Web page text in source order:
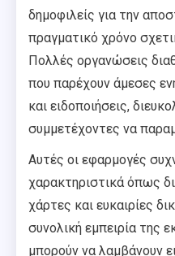
δημοφιλείς για την
πραγματικό χρόνο
Πολλές οργανώσεις
που παρέχουν άμεσες
και ειδοποιήσεις,
συμμετέχοντες να
Αυτές οι εφαρμογές
χαρακτηριστικά όπως
χάρτες και ευκαιρίες
συνολική εμπειρία της
μπορούν να λαμβάνουν